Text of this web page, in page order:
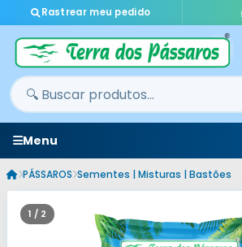
Rastrear meu pedido
Menu
PÁSSAROS Sementes | Misturas | Bastões
1 / 2